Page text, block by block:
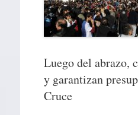
Luego del abrazo,
y garantizan
Cruce